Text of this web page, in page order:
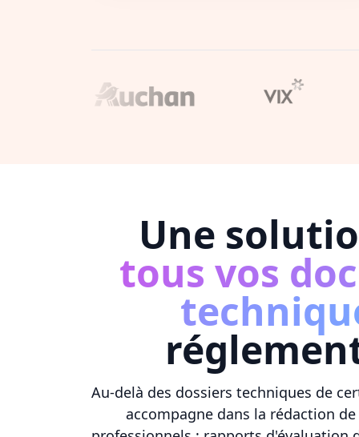
Une
tous vos
Au-delà des dossiers techniques de
accompagne dans la rédaction